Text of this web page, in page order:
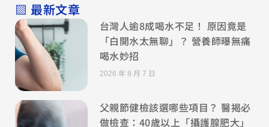
▧ 最新文章
台灣人逾8成喝水不足！ 原因竟是
「白開水太無聊」？ 營養師曝無痛
喝水妙招
2026 年 8 月 7 日
父親節健檢該選哪些項目？ 醫揭必
做檢查：40歲以上「攝護腺肥大」